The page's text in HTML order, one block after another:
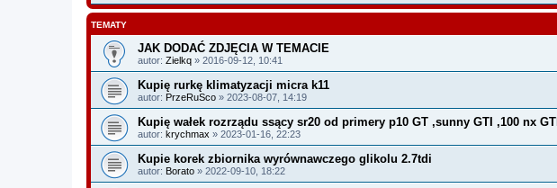
TEMATY
JAK DODAĆ ZDJĘCIA W TEMACIE
autor: Zielkq » 2016-09-12, 10:41
Kupię rurkę klimatyzacji micra k11
autor: PrzeRuSco » 2023-08-07, 14:19
Kupię wałek rozrządu ssący sr20 od primery p10 GT ,sunny GTI ,100 nx GTI
autor: krychmax » 2023-01-16, 22:23
Kupie korek zbiornika wyrównawczego glikolu 2.7tdi
autor: Borato » 2022-09-10, 18:22